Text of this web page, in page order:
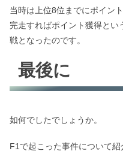
当時は上位8位までにポイン
完走すればポイント獲得と
戦となったのです。
最後に
如何でしたでしょうか。
F1で起こった事件について紹